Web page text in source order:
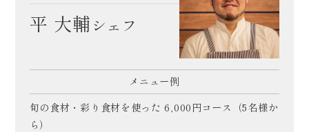
平 大輔 シェフ
メニュー例
旬の食材・彩り食材を使った 6,000円コース（5名様か
ら）